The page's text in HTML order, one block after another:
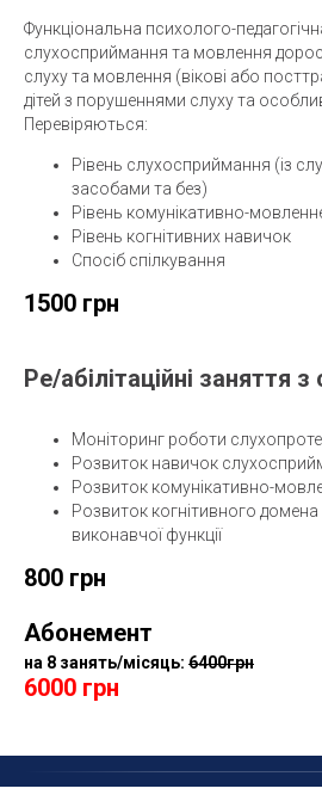
Функціональна психолого-
слухосприймання та мовлення
слуху та мовлення (вікові або
дітей з порушеннями слуху та
Перевіряються:
Рівень слухосприймання (із
засобами та без)
Рівень комунікативно-
Рівень когнітивних навичок
Спосіб спілкування
1500 грн
Ре/абілітаційні заняття
Моніторинг роботи
Розвиток навичок
Розвиток комунікативно-
Розвиток когнітивного
виконавчої функції
800 грн
Абонемент
на 8 занять/місяць: 6400грн
6000 грн